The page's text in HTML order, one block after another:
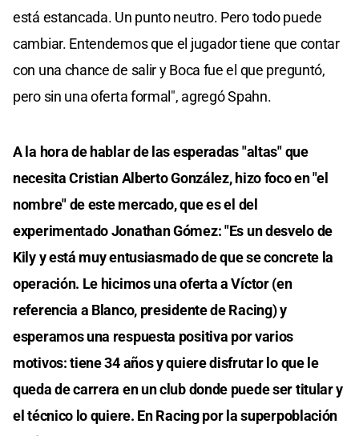
está estancada. Un punto neutro. Pero todo puede
cambiar. Entendemos que el jugador tiene que contar
con una chance de salir y Boca fue el que preguntó,
pero sin una oferta formal", agregó Spahn.
A la hora de hablar de las esperadas "altas" que
necesita Cristian Alberto González, hizo foco en "el
nombre" de este mercado, que es el del
experimentado Jonathan Gómez: "Es un desvelo de
Kily y está muy entusiasmado de que se concrete la
operación. Le hicimos una oferta a Víctor (en
referencia a Blanco, presidente de Racing) y
esperamos una respuesta positiva por varios
motivos: tiene 34 años y quiere disfrutar lo que le
queda de carrera en un club donde puede ser titular y
el técnico lo quiere. En Racing por la superpoblación